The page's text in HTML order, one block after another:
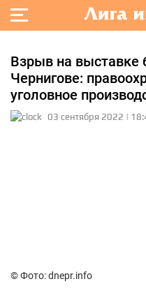
Взрыв на выставке
Чернигове:
уголовное
03 сентября 2022 |
© Фото: dnepr.info